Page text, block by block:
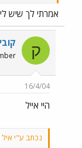
אמרתי לך שיש
ק קובי0303
16/4/04
היי אייל
נכתב ע"י איל